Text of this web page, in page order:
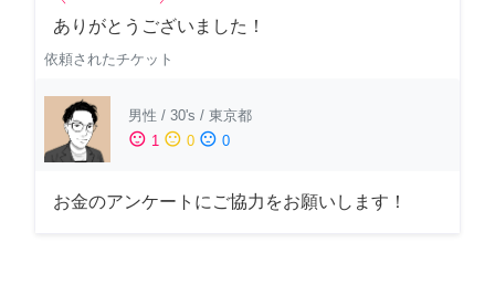
ありがとうございました！
依頼されたチケット
男性 / 30's / 東京都
sentiment_satisfied 1 sentiment_neutral 0 sentiment_dissatisfied 0
お金のアンケートにご協力をお願いします！